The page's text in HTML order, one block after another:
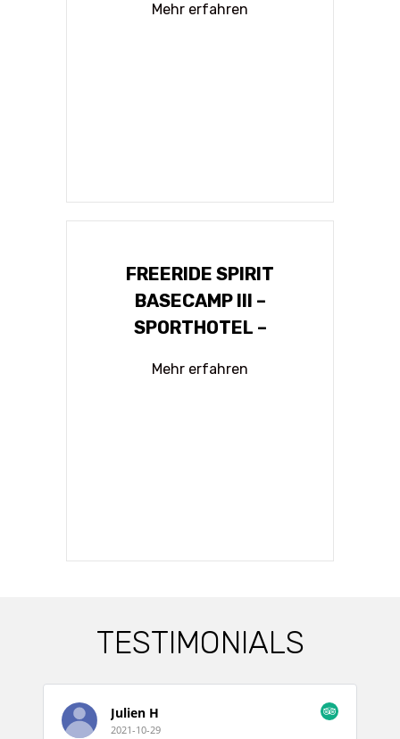
Mehr erfahren
FREERIDE SPIRIT
BASECAMP III –
SPORTHOTEL –
Mehr erfahren
TESTIMONIALS
Julien H
2021-10-29